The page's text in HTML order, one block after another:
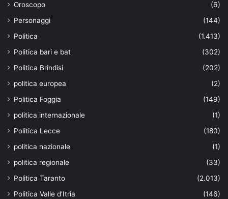
Oroscopo
(6)
Personaggi
(144)
Politica
(1.413)
Politica bari e bat
(302)
Politica Brindisi
(202)
politica europea
(2)
Politica Foggia
(149)
politica internazionale
(1)
Politica Lecce
(180)
politica nazionale
(1)
politica regionale
(33)
Politica Taranto
(2.013)
Politica Valle d'Itria
(146)